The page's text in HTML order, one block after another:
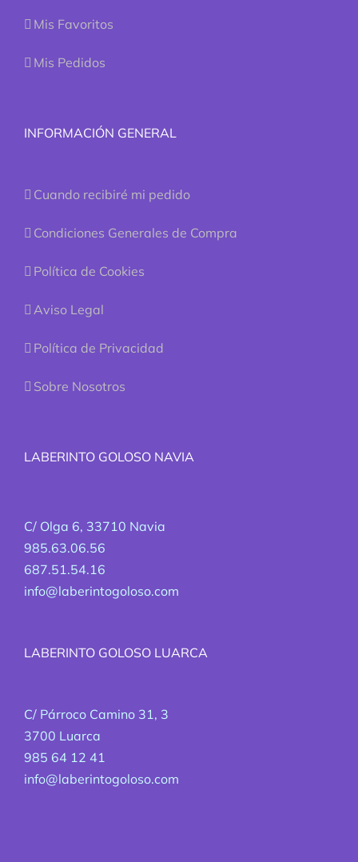
Mis Favoritos
Mis Pedidos
INFORMACIÓN GENERAL
Cuando recibiré mi pedido
Condiciones Generales de Compra
Política de Cookies
Aviso Legal
Política de Privacidad
Sobre Nosotros
LABERINTO GOLOSO NAVIA
C/ Olga 6, 33710 Navia
985.63.06.56
687.51.54.16
info@laberintogoloso.com
LABERINTO GOLOSO LUARCA
C/ Párroco Camino 31, 3
3700 Luarca
985 64 12 41
info@laberintogoloso.com